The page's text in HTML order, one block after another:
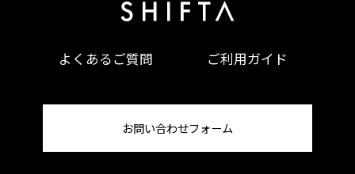
よくあるご質問 ご利用ガイド
お問い合わせフォーム